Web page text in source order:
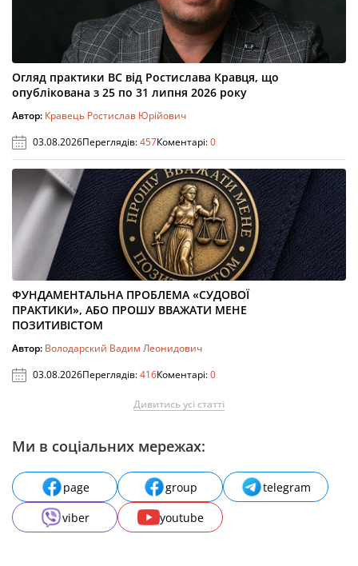
Огляд практики ВС від Ростислава Кравця, що
опублікована з 25 по 31 липня 2026 року
Автор: Кравець Ростислав Юрійович
03.08.2026Переглядів:457Коментарі:0
ФУНДАМЕНТАЛЬНА ПРОБЛЕМА «СУДОВОЇ
ПРАКТИКИ», АБО ПРОШУ ВВАЖАТИ МЕНЕ
ПОЗИТИВІСТОМ
Автор: Володарский Вадим Леонидович
03.08.2026Переглядів:416Коментарі:0
Дивитись усі статті
Ми в соціальних мережах:
page group
telegram
viber
youtube